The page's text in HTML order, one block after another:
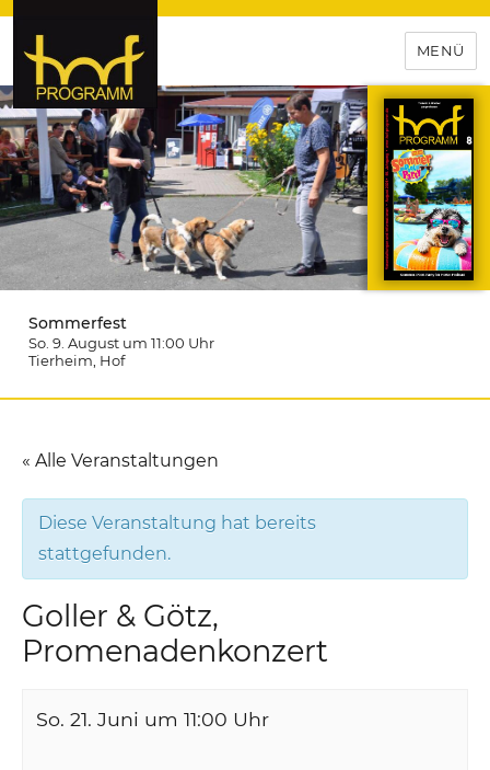
hof-programm – das
Veranstaltungsportal für
Hochfranken
MENÜ
Sommerfest
So. 9. August um 11:00 Uhr
Tierheim , Hof
« Alle Veranstaltungen
Diese Veranstaltung hat bereits
stattgefunden.
Goller & Götz,
Promenadenkonzert
So. 21. Juni um 11:00 Uhr